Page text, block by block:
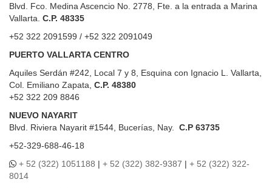
Blvd. Fco. Medina Ascencio No. 2778, Fte. a la entrada a Marina
Vallarta. C.P. 48335
+52 322 2091599 / +52 322 2091049
PUERTO VALLARTA CENTRO
Aquiles Serdán #242, Local 7 y 8, Esquina con Ignacio L. Vallarta,
Col. Emiliano Zapata, C.P. 48380
+52 322 209 8846
NUEVO NAYARIT
Blvd.
Riviera Nayarit #1544, Bucerías, Nay. C.P 63735
+52-329-688-46-18
+ 52 (322) 1051188 | + 52 (322) 382-9387 | + 52 (322) 322-
8014